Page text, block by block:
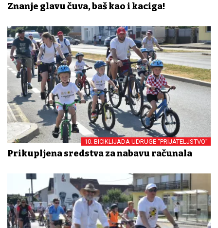
Znanje glavu čuva, baš kao i kaciga!
10. BICIKLIJADA UDRUGE “PRIJATELJSTVO”
Prikupljena sredstva za nabavu računala